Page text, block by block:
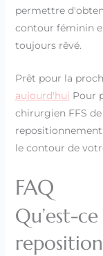
permettre
contour féminin
toujours rêvé.
Prêt pour la
aujourd'hui Pour
chirurgien FFS
le contour de
FAQ
Qu’est-